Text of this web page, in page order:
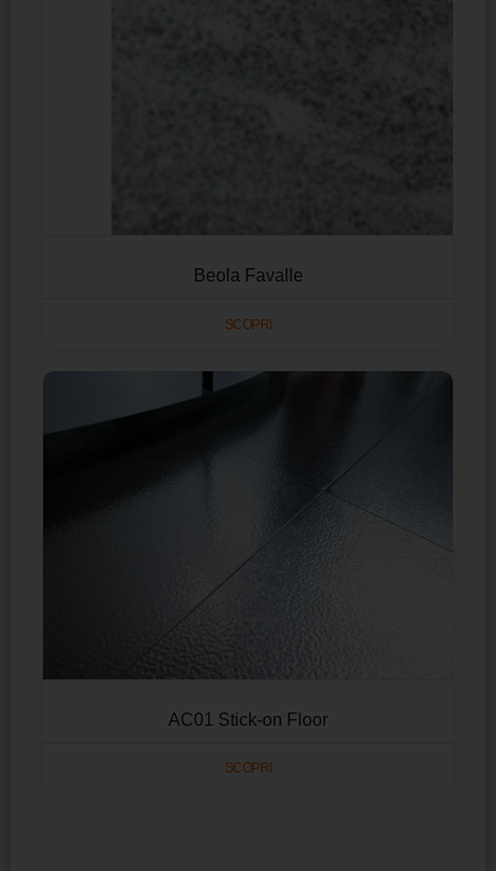
Beola Favalle
SCOPRI
AC01 Stick-on Floor
SCOPRI